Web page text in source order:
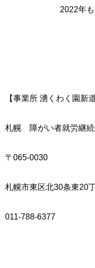
2022年
【事業所 湧くわく園新道
札幌 障がい者就労継続
〒 065-0030
札幌市東区北30条東20
011-788-6377